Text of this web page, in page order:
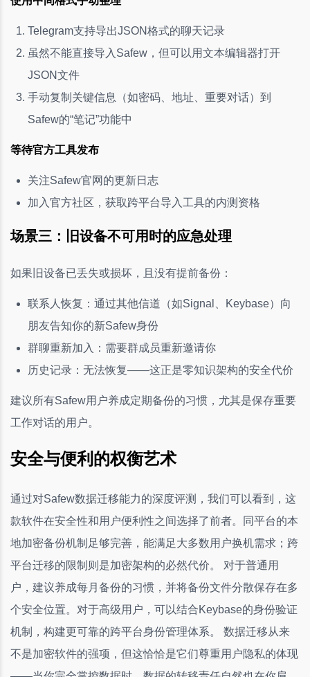
Telegram支持导出JSON格式的聊天记录
虽然不能直接导入Safew，但可以用文本编辑器打开
JSON文件
手动复制关键信息（如密码、地址、重要对话）到
Safew的“笔记”功能中
等待官方工具发布
关注Safew官网的更新日志
加入官方社区，获取跨平台导入工具的内测资格
场景三：旧设备不可用时的应急处理
如果旧设备已丢失或损坏，且没有提前备份：
联系人恢复：通过其他信道（如Signal、Keybase）向
朋友告知你的新Safew身份
群聊重新加入：需要群成员重新邀请你
历史记录：无法恢复——这正是零知识架构的安全代价
建议所有Safew用户养成定期备份的习惯，尤其是保存重要
工作对话的用户。
安全与便利的权衡艺术
通过对Safew数据迁移能力的深度评测，我们可以看到，这
款软件在安全性和用户便利性之间选择了前者。同平台的本
地加密备份机制足够完善，能满足大多数用户换机需求；跨
平台迁移的限制则是加密架构的必然代价。 对于普通用
户，建议养成每月备份的习惯，并将备份文件分散保存在多
个安全位置。对于高级用户，可以结合Keybase的身份验证
机制，构建更可靠的跨平台身份管理体系。 数据迁移从来
不是加密软件的强项，但这恰恰是它们尊重用户隐私的体现